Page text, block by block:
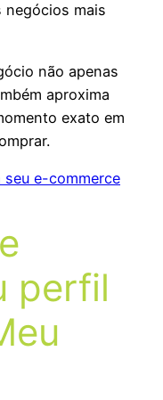
negócios mais
não apenas
aproxima
exato em
seu e-commerce
perfil